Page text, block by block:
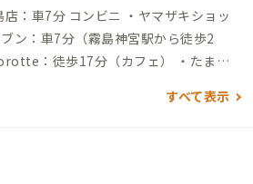
」を右折→Y字の分かれ道を2回左へ→
場合 ※霧島ロイヤルホテル方面へ入
口」の立看板を右折→Y字の分かれ
ンタカーをはじめ、各社ありますの
・ヤマザキショッ
ン：車7分（霧島神宮駅から徒歩2
光牧場・レストラン・お土産） ・夢見
レストラン・お土産） ・高千穂河
すべて表示